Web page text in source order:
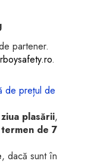
partener.
.
de prețul de
plasării,
de 7
, dacă sunt în